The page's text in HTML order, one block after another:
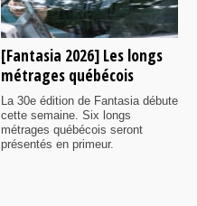
[Fantasia 2026] Les longs
métrages québécois
La 30e édition de Fantasia débute
cette semaine. Six longs
métrages québécois seront
présentés en primeur.